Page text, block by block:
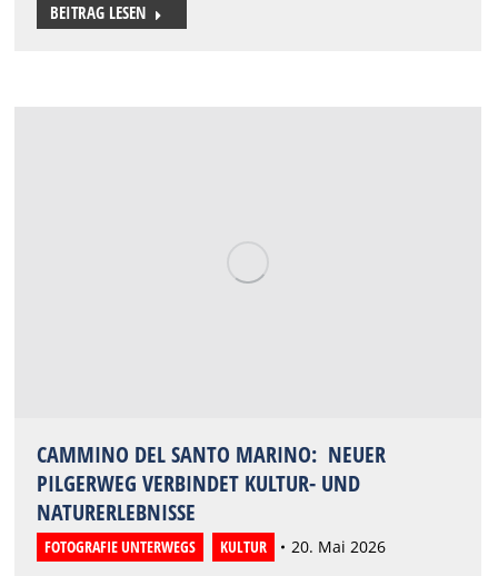
BEITRAG LESEN
CAMMINO DEL SANTO MARINO: NEUER
PILGERWEG VERBINDET KULTUR- UND
NATURERLEBNISSE
FOTOGRAFIE UNTERWEGS KULTUR 20. Mai 2026